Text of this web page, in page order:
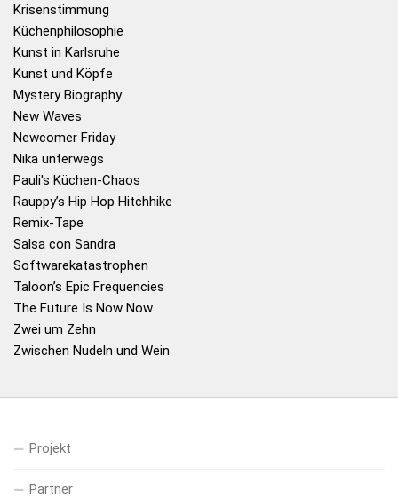
Krisenstimmung
Küchenphilosophie
Kunst in Karlsruhe
Kunst und Köpfe
Mystery Biography
New Waves
Newcomer Friday
Nika unterwegs
Pauli's Küchen-Chaos
Rauppy’s Hip Hop Hitchhike
Remix-Tape
Salsa con Sandra
Softwarekatastrophen
Taloon’s Epic Frequencies
The Future Is Now Now
Zwei um Zehn
Zwischen Nudeln und Wein
Projekt
Partner